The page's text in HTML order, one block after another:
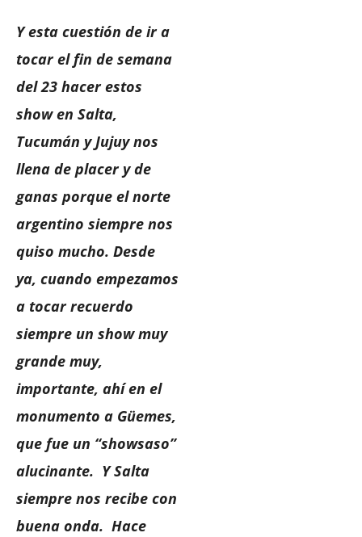
Y esta cuestión de ir a
tocar el fin de semana
del 23 hacer estos
show en Salta,
Tucumán y Jujuy nos
llena de placer y de
ganas porque el norte
argentino siempre nos
quiso mucho. Desde
ya, cuando empezamos
a tocar recuerdo
siempre un show muy
grande muy,
importante, ahí en el
monumento a Güemes,
que fue un “showsaso”
alucinante. Y Salta
siempre nos recibe con
buena onda. Hace